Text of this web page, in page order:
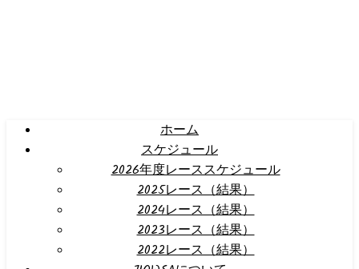
ホーム
スケジュール
2026年度レーススケジュール
2025レース（結果）
2024レース（結果）
2023レース（結果）
2022レース（結果）